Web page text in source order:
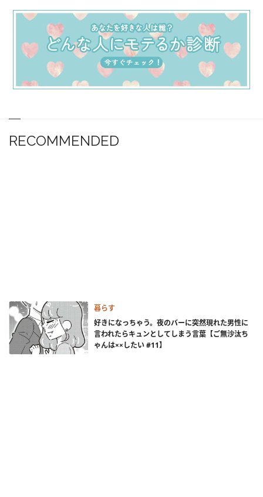
RECOMMENDED
暮らす
好きになっちゃう。夜のバーに突然現れた男性に
言われたらキュンとしてしまう言葉【ご無沙汰ち
ゃんは××したい #11】